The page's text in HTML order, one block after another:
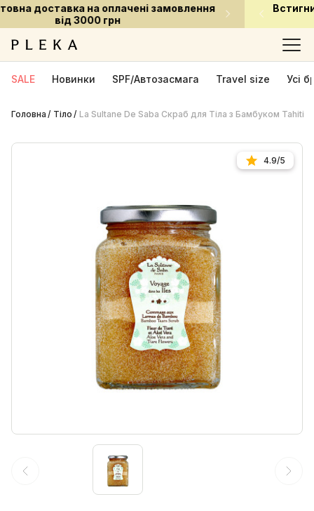
Встигни придбати улюблені засоби за приємною
SALE Новинки SPF/Автозасмага Travel size Усі
Головна Тіло La Sultanе De Saba Скраб для Тіла з Бамбуком
4.9/5